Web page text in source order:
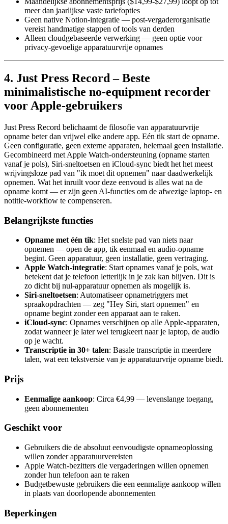
meer dan jaarlijkse vaste tariefopties
Geen native Notion-integratie — post-vergaderorganisatie
vereist handmatige stappen of tools van derden
Alleen cloudgebaseerde verwerking — geen optie voor
privacy-gevoelige apparatuurvrije opnames
4. Just Press Record – Beste
minimalistische no-equipment recorder
voor Apple-gebruikers
Just Press Record belichaamt de filosofie van apparatuurvrije
opname beter dan vrijwel elke andere app. Eén tik start de opname.
Geen configuratie, geen externe apparaten, helemaal geen installatie.
Gecombineerd met Apple Watch-ondersteuning (opname starten
vanaf je pols), Siri-sneltoetsen en iCloud-sync biedt het het meest
wrijvingsloze pad van "ik moet dit opnemen" naar daadwerkelijk
opnemen. Wat het inruilt voor deze eenvoud is alles wat na de
opname komt — er zijn geen AI-functies om de afwezige laptop- en
notitie-workflow te compenseren.
Belangrijkste functies
Opname met één tik: Het snelste pad van niets naar
opnemen — open de app, tik eenmaal en audio-opname
begint. Geen apparatuur, geen installatie, geen vertraging.
Apple Watch-integratie: Start opnames vanaf je pols, wat
betekent dat je telefoon letterlijk in je zak kan blijven. Dit is
zo dicht bij nul-apparatuur opnemen als mogelijk is.
Siri-sneltoetsen: Automatiseer opnametriggers met
spraakopdrachten — zeg "Hey Siri, start opnemen" en
opname begint zonder een apparaat aan te raken.
iCloud-sync: Opnames verschijnen op alle Apple-apparaten,
zodat wanneer je later wel terugkeert naar je laptop, de audio
op je wacht.
Transcriptie in 30+ talen: Basale transcriptie in meerdere
talen, wat een tekstversie van je apparatuurvrije opname biedt.
Prijs
Eenmalige aankoop: Circa €4,99 — levenslange toegang,
geen abonnementen
Geschikt voor
Gebruikers die de absoluut eenvoudigste opnameoplossing
willen zonder apparatuurvereisten
Apple Watch-bezitters die vergaderingen willen opnemen
zonder hun telefoon aan te raken
Budgetbewuste gebruikers die een eenmalige aankoop willen
in plaats van doorlopende abonnementen
Beperkingen